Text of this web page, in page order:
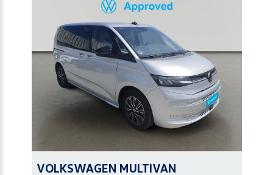
VOLKSWAGEN MULTIVAN